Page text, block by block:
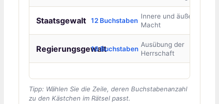
Staatsgewalt 12 Buchstaben
Innere und äußere
Macht
Regierungsgewalt16 Buchstaben
Ausübung der
Herrschaft
Tipp: Wählen Sie die Zeile, deren Buchstabenanzahl
zu den Kästchen im Rätsel passt.